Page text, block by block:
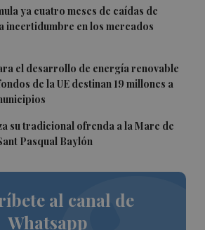
ya cuatro meses de caídas de
incertidumbre en los mercados
el desarrollo de energía renovable
de la UE destinan 19 millones a
su tradicional ofrenda a la Mare de
Pasqual Baylón
al canal de
Whatsapp